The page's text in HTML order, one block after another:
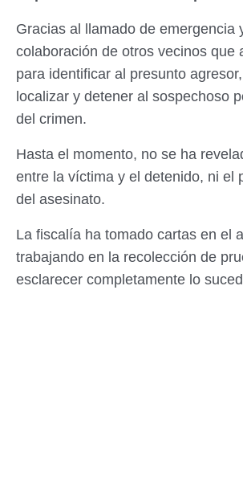
Gracias al llamado de emergencia
colaboración de otros vecinos que
para identificar al presunto
localizar y detener al sospechoso
del crimen.
Hasta el momento, no se ha
entre la víctima y el detenido, ni el
del asesinato.
La fiscalía ha tomado cartas en el
trabajando en la recolección de
esclarecer completamente lo